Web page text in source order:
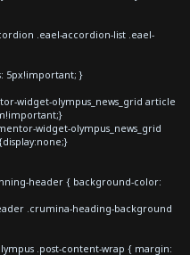
.eael-accordion-list .eael-
5px!important; }
widget-olympus_news_grid article
widget-olympus_news_grid
header { background-color:
.crumina-heading-background
.post-content-wrap { margin: